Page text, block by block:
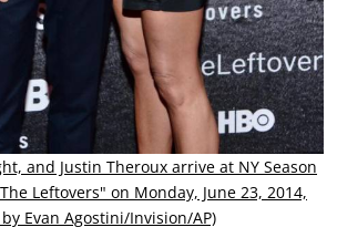
and Justin Theroux arrive at NY Season
Leftovers" on Monday, June 23, 2014,
Evan Agostini/Invision/AP)